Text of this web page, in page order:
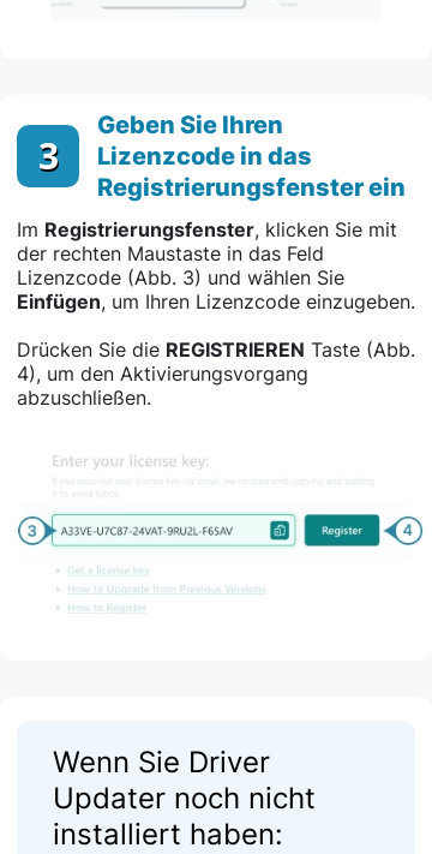
3
Geben Sie Ihren
Lizenzcode in das
Registrierungsfenster ein
Im Registrierungsfenster, klicken Sie mit
der rechten Maustaste in das Feld
Lizenzcode (Abb. 3) und wählen Sie
Einfügen, um Ihren Lizenzcode einzugeben.
Drücken Sie die REGISTRIEREN Taste (Abb.
4), um den Aktivierungsvorgang
abzuschließen.
Wenn Sie Driver
Updater noch nicht
installiert haben: